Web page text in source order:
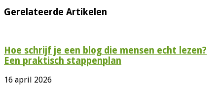
Gerelateerde Artikelen
Hoe schrijf je een blog die mensen echt lezen?
Een praktisch stappenplan
16 april 2026